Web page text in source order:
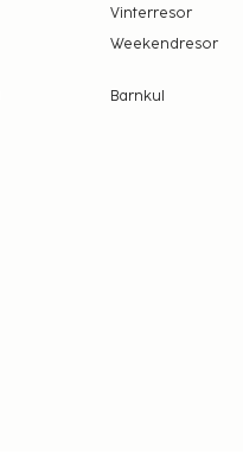
Vinterresor
Weekendresor
Barnkul